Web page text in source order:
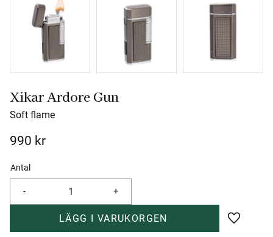
Xikar Ardore Gun
Soft flame
990 kr
Antal
+
-
Lägg till